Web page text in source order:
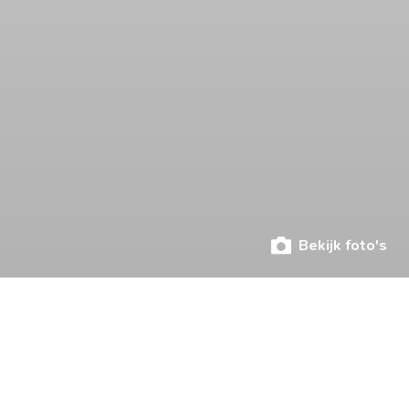
Bekijk foto's